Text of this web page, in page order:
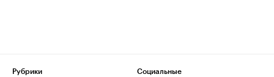
Рубрики
Социальные